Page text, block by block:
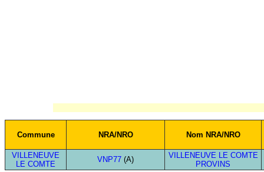
Commune NRA/NRO Nom NRA/NRO
VILLENEUVE
LE COMTE
VNP77 (A)
VILLENEUVE LE COMTE
PROVINS